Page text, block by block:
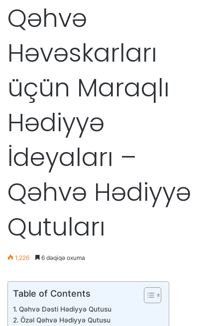
Qəhvə
Həvəskarları
üçün Maraqlı
Hədiyyə
İdeyaları –
Qəhvə Hədiyyə
Qutuları
1,226 6 dəqiqə oxuma
Table of Contents
Qəhvə Dəsti Hədiyyə Qutusu
Özəl Qəhvə Hədiyyə Qutusu